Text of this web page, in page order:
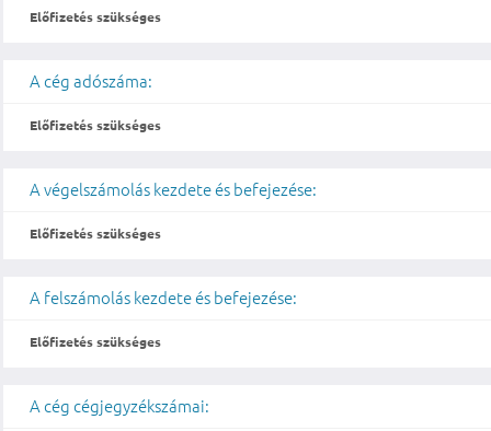
Előfizetés szükséges
A cég adószáma:
Előfizetés szükséges
A végelszámolás kezdete és befejezése:
Előfizetés szükséges
A felszámolás kezdete és befejezése:
Előfizetés szükséges
A cég cégjegyzékszámai: